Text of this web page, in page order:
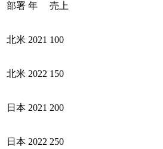
部署 年 売上
北米 2021 100
北米 2022 150
日本 2021 200
日本 2022 250